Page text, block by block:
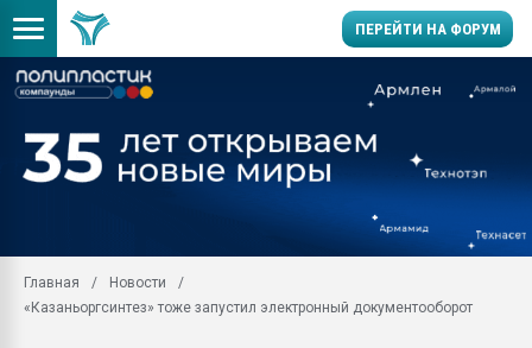
ПЕРЕЙТИ НА ФОРУМ
производство SPC
заводу пластмасс"
Главная
Новости
«Казаньоргсинтез» тоже запустил электронный документооборот